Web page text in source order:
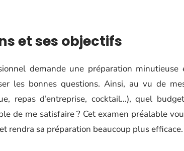
et ses objectifs
demande une préparation
les bonnes questions. Ainsi, au vu de
repas d’entreprise, cocktail…), quel
de me satisfaire ? Cet examen préalable
et rendra sa préparation beaucoup plus efficace.